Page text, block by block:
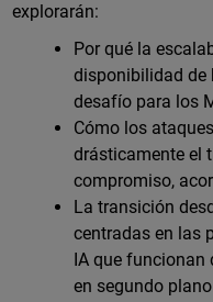
explorarán:
Por qué la
disponibilidad de
desafío para los
Cómo los
drásticamente el
compromiso,
La transición
centradas en las
IA que
en segundo